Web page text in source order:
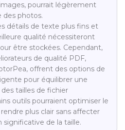
pourrait légèrement
des photos.
détails de texte plus fins et
qualité nécessiteront
être stockées. Cependant,
de qualité PDF,
offrent des options de
pour équilibrer une
tailles de fichier
outils pourraient optimiser le
plus clair sans affecter
de la taille.